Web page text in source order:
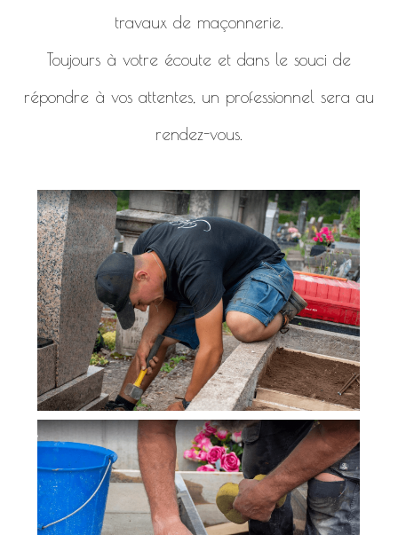
travaux de maçonnerie.
Toujours à votre écoute et dans le souci de
répondre à vos attentes, un professionnel sera au
rendez-vous.